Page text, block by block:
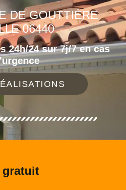
DE GOUTTIÈRE
06440
24h/24 sur 7j/7 en cas
gratuit